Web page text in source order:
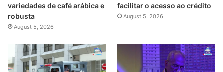
variedades de café arábica e
robusta
August 5, 2026
facilitar o acesso ao crédito
August 5, 2026